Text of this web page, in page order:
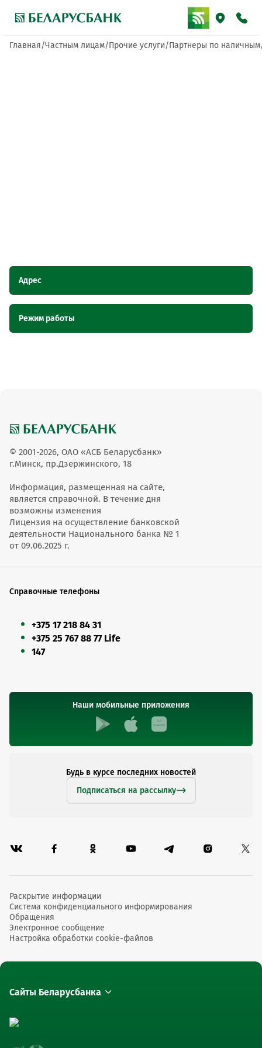
Главная Частным лицам Прочие услуги Партнеры по наличным
Адрес
обслуживания ОТС
Режим работы
© 2001-2026, ОАО «АСБ Беларусбанк»
г.Минск, пр.Дзержинского, 18
Информация, размещенная на сайте,
является справочной. В течение дня
возможны изменения
Лицензия на осуществление банковской
деятельности Национального банка № 1
от 09.06.2025 г.
Справочные телефоны
+375 17 218 84 31
+375 25 767 88 77 Life
147
Наши мобильные приложения
Будь в курсе последних новостей
Подписаться на рассылку
Раскрытие информации
Система конфиденциального информирования
Обращения
Электронное сообщение
Настройка обработки cookie-файлов
Сайты Беларусбанка